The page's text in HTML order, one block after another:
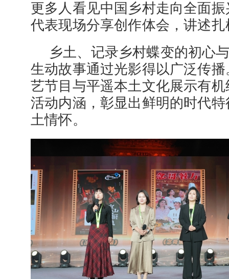
更多人看见中国乡村走向全面
代表现场分享创作体会，讲述扎
乡土、记录乡村蝶变的初心
生动故事通过光影得以广泛传
艺节目与平遥本土文化展示有
活动内涵，彰显出鲜明的时代
土情怀。